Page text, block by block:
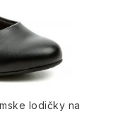
lodičky na